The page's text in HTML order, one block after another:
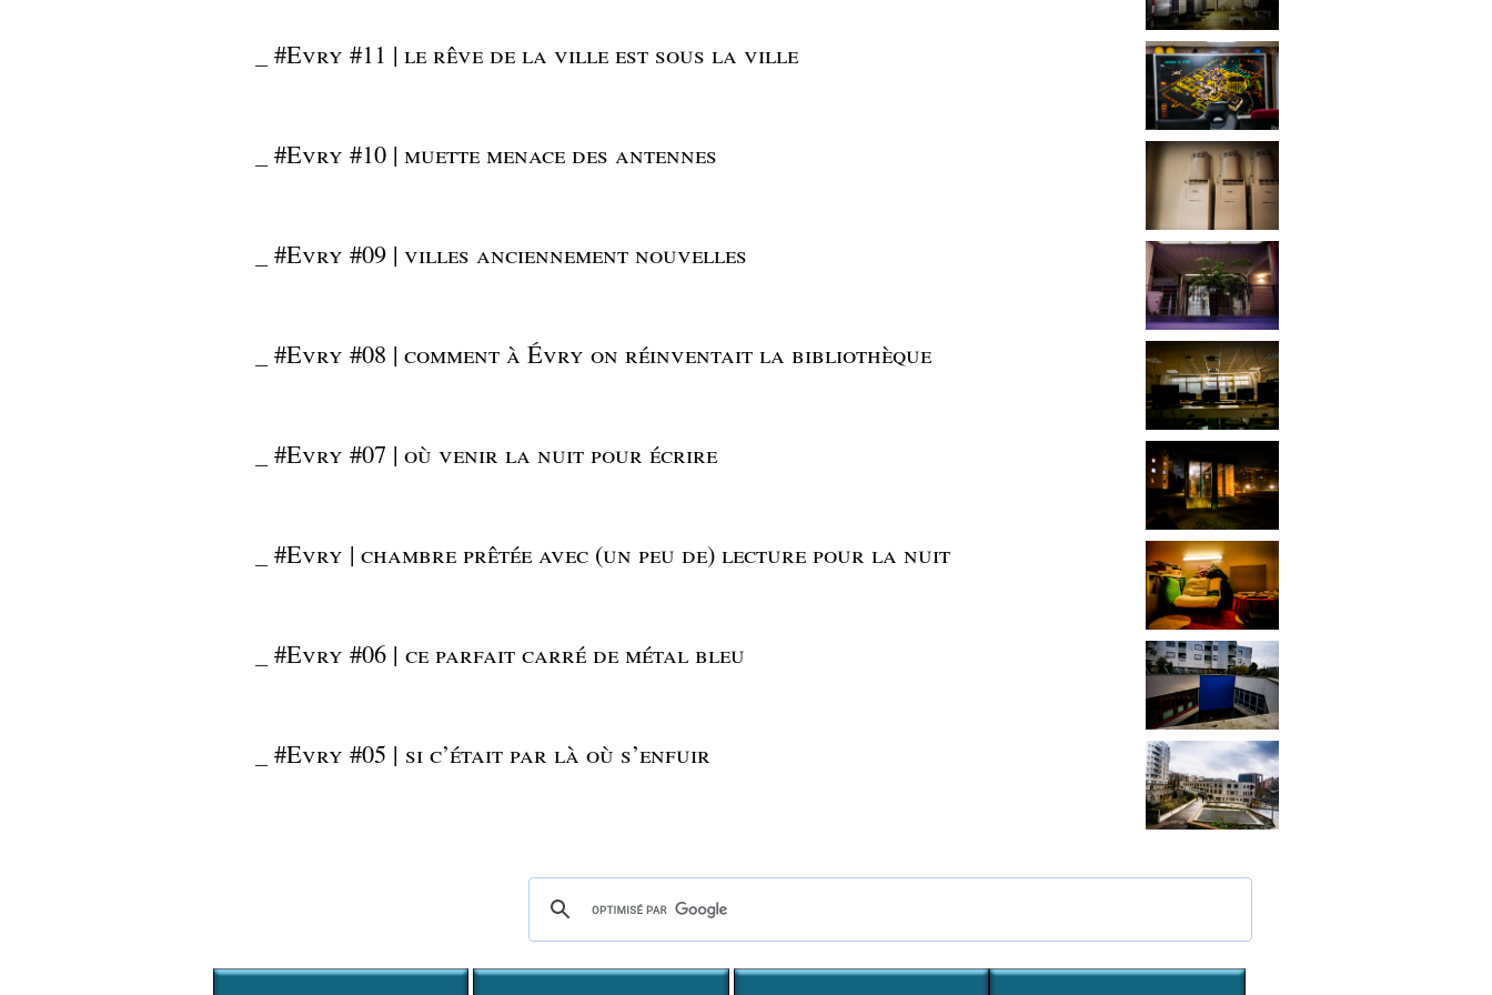
_#Evry #11 | le rêve de la ville est sous la ville
_#Evry #10 | muette menace des antennes
_#Evry #09 | villes anciennement nouvelles
_#Evry #08 | comment à Évry on réinventait la bibliothèque
_#Evry #07 | où venir la nuit pour écrire
_#Evry | chambre prêtée avec (un peu de) lecture pour la nuit
_#Evry #06 | ce parfait carré de métal bleu
_#Evry #05 | si c’était par là où s’enfuir